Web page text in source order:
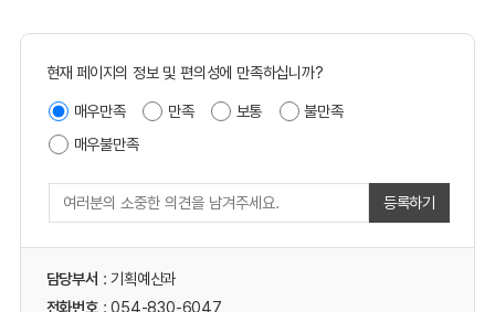
현재 페이지의 정보 및 편의성에 만족하십니까?
매우만족 만족 보통
불만족
매우불만족
등록하기
담당부서 : 기획예산과
전화번호: 054-830-6047